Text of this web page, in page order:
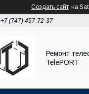
Создать сайт на
+7 (747) 457-72-37
Ремонт
TelePORT